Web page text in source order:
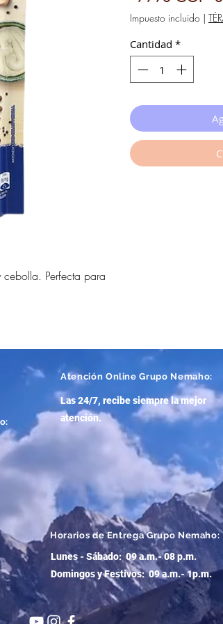
Perfecta para
Impuesto incluido |
Cantidad *
Atención Online Grupo Nemaho:
Las 24/7, recibe siempre la mejor
atención.
Horarios de Entrega Grupo Nemaho:
Lunes - Sábado: 09 a.m.- 08 p.m.
Domingos y Festivos: 09 a.m.- 1p.m.